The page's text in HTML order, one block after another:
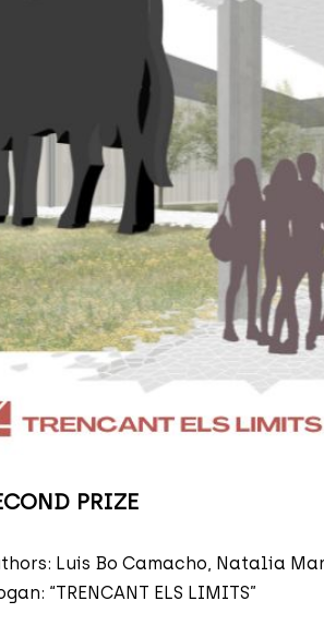
PRIZE
Luis Bo Camacho, Natalia
“TRENCANT ELS LIMITS”